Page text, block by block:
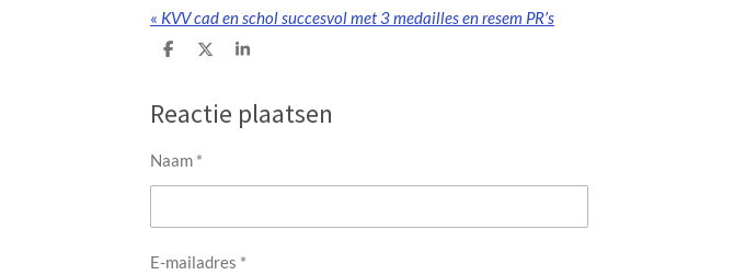
« KVV cad en schol succesvol met 3 medailles en resem PR’s
D
n
D
l
S
e
Reactie plaatsen
Naam *
E-mailadres *